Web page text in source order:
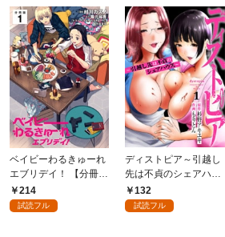
ベイビーわるきゅーれ
エブリデイ！ 【分冊
版】 1
214
試読フル
ディストピア～引越し
先は不貞のシェアハウ
ス～１
132
試読フル